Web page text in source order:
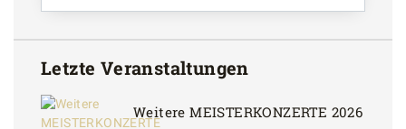
Letzte Veranstaltungen
Weitere MEISTERKONZERTE 2026